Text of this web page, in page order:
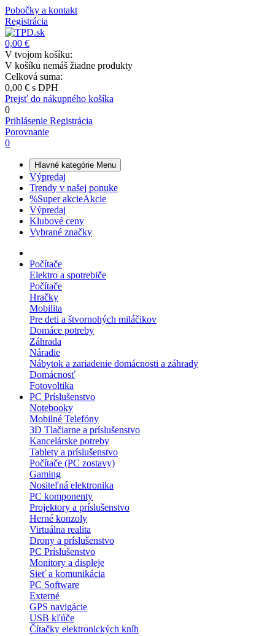
Pobočky a kontakt
Registrácia
0,00 €
V tvojom košíku:
V košíku nemáš žiadne produkty
Celková suma:
0,00 € s DPH
Prejsť do nákupného košíka
0
Prihlásenie Registrácia
Porovnanie
0
Hlavné kategórie Menu
Výpredaj
Trendy v našej ponuke
%Super akcieAkcie
Výpredaj
Klubové ceny
Vybrané značky
Počítače
Elektro a spotrebiče
Počítače
Hračky
Mobilita
Pre deti a štvornohých miláčikov
Domáce potreby
Záhrada
Náradie
Nábytok a zariadenie domácnosti a záhrady
Domácnosť
Fotovoltika
PC Príslušenstvo
Notebooky
Mobilné Telefóny
3D Tlačiarne a príslušenstvo
Kancelárske potreby
Tablety a príslušenstvo
Počítače (PC zostavy)
Gaming
Nositeľná elektronika
PC komponenty
Projektory a príslušenstvo
Herné konzoly
Virtuálna realita
Drony a príslušenstvo
PC Príslušenstvo
Monitory a displeje
Sieť a komunikácia
PC Software
Externé
GPS navigácie
USB kľúče
Čítačky elektronických kníh